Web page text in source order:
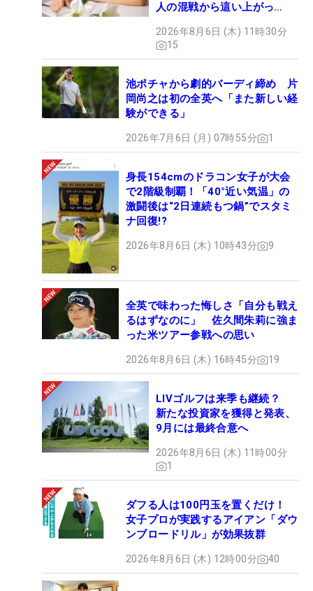
人の混戦から這い上がっ
2026年8月6日 (木) 11時30分
15
池ポチャから劇的バーディ締め 片
岡尚之は初の全英へ「また新しい経
験ができる」
2026年7月6日 (月) 07時55分 1
身長154cmのドラコン女子が大会
で2階級制覇！「40°近い気温」の
激闘後は“2日連続もつ鍋”でスタミ
ナ回復!?
2026年8月6日 (木) 10時43分 9
全英で味わった悔しさ「自分も戦え
るはずなのに」 佐久間朱莉に強ま
った米ツアー参戦への思い
2026年8月6日 (木) 16時45分 19
LIVゴルフは来季も継続？
新たな投資家を獲得と発表、
9月には最終合意へ
2026年8月6日 (木) 11時00分
1
ダフる人は100円玉を置くだけ！
女子プロが実践するアイアン「ダウ
ンブロードリル」が効果抜群
2026年8月6日 (木) 12時00分 40